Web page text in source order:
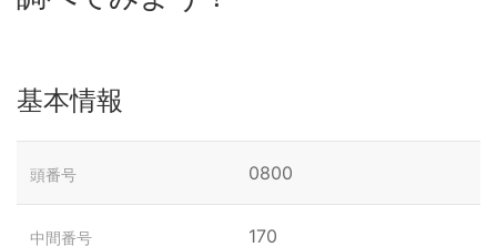
基本情報
頭番号 0800
中間番号 170